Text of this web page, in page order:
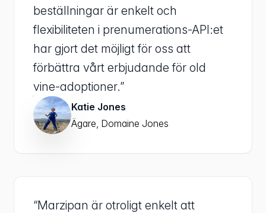
beställningar är enkelt och
flexibiliteten i prenumerations-API:et
har gjort det möjligt för oss att
förbättra vårt erbjudande för old
vine-adoptioner.”
Katie Jones
Ägare, Domaine Jones
“Marzipan är otroligt enkelt att